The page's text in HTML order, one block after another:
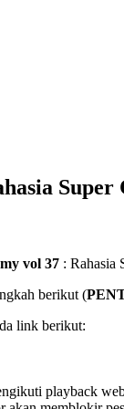
vol 37 : Rahasia
berikut (
link berikut:
playback